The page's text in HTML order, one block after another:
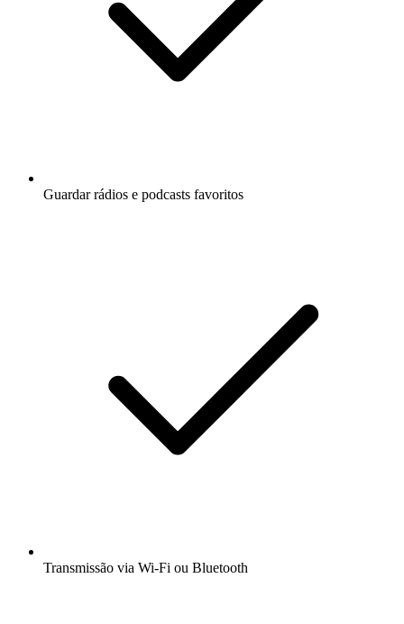
Guardar rádios e podcasts favoritos
Transmissão via Wi-Fi ou Bluetooth